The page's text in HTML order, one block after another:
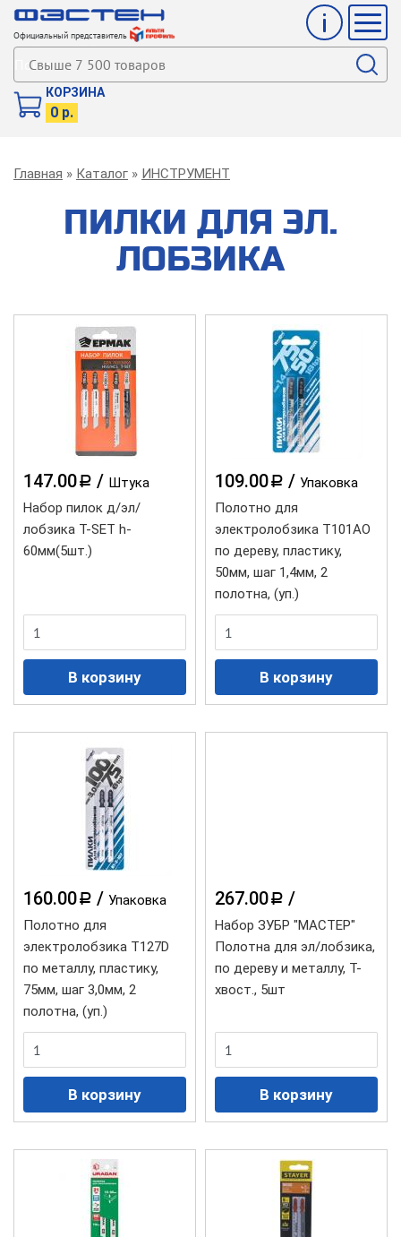
Официальный представитель
Инфо
Поиск
КОРЗИНА
0 р.
Строка
Главная Каталог ИНСТРУМЕНТ
ПИЛКИ ДЛЯ ЭЛ.
ЛОБЗИКА
147.00 a / Штука
Набор пилок д/эл/
лобзика Т-SET h-
60мм(5шт.)
109.00 a / Упаковка
Полотно для
электролобзика T101AO
по дереву, пластику,
50мм, шаг 1,4мм, 2
полотна, (уп.)
160.00 a / Упаковка
Полотно для
электролобзика T127D
по металлу, пластику,
75мм, шаг 3,0мм, 2
полотна, (уп.)
267.00 a /
Набор ЗУБР "МАСТЕР"
Полотна для эл/лобзика,
по дереву и металлу, T-
хвост., 5шт